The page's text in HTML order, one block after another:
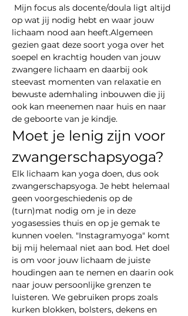
Mijn focus als docente/doula ligt altijd
op wat jij nodig hebt en waar jouw
lichaam nood aan heeft.Algemeen
gezien gaat deze soort yoga over het
soepel en krachtig houden van jouw
zwangere lichaam en daarbij ook
steevast momenten van relaxatie en
bewuste ademhaling inbouwen die jij
ook kan meenemen naar huis en naar
de geboorte van je kindje.
Moet je lenig zijn voor
zwangerschapsyoga?
Elk lichaam kan yoga doen, dus ook
zwangerschapsyoga. Je hebt helemaal
geen voorgeschiedenis op de
(turn)mat nodig om je in deze
yogasessies thuis en op je gemak te
kunnen voelen. "Instagramyoga" komt
bij mij helemaal niet aan bod. Het doel
is om voor jouw lichaam de juiste
houdingen aan te nemen en daarin ook
naar jouw persoonlijke grenzen te
luisteren. We gebruiken props zoals
kurken blokken, bolsters, dekens en